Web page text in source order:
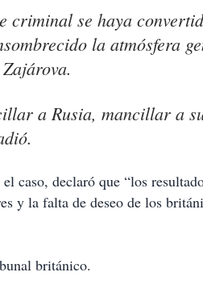
criminal se haya
la atmósfera
a Rusia, mancillar a
caso, declaró que “los
y la falta de deseo de los
británico.